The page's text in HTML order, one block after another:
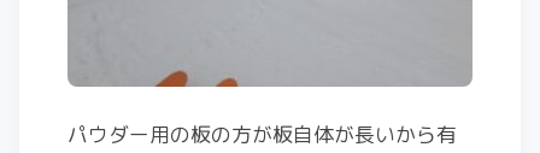
パウダー用の板の方が板自体が長いから有